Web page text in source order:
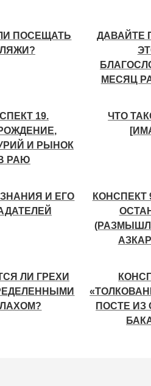
ПОСЕЩАТЬ
ДАВАЙТЕ
МЕСЯЦ
19.
И РЫНОК
РАЮ
ЧТО
И ЕГО
КОНСПЕКТ
ЛИ ГРЕХИ
ПОСТЕ ИЗ